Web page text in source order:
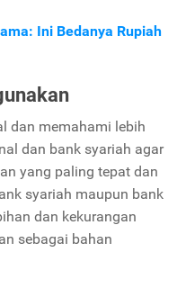
Ini Bedanya Rupiah
dan memahami lebih
dan bank syariah agar
yang paling tepat dan
syariah maupun bank
dan kekurangan
sebagai bahan